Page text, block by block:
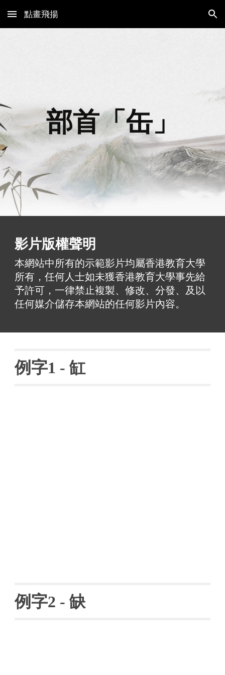
Skip to main content Skip to navigation
點畫飛揚
部首「缶」
影片版權聲明
本網站中所有的示範影片均屬香港教育大學
所有，任何人士如未獲香港教育大學事先給
予許可，一律禁止複製、修改、分發、及以
任何媒介儲存本網站的任何影片內容。
例字1 - 缸
例字2 - 缺